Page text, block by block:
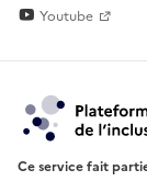
Youtube
Ce service fait